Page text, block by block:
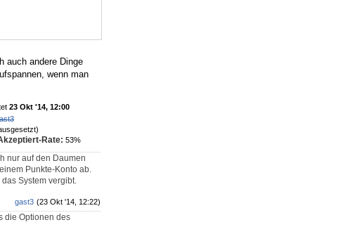
auch andere Dinge
wenn man
23 Okt '14, 12:00
Rate: 53%
nur auf den Daumen
Punkte-Konto ab.
System vergibt.
(23 Okt '14, 12:22)
gast3
die Optionen des